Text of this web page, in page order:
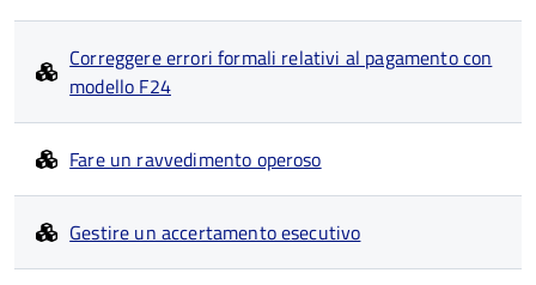
Correggere errori formali relativi al pagamento con
modello F24
Fare un ravvedimento operoso
Gestire un accertamento esecutivo